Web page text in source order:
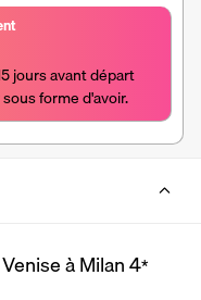
jours avant départ
forme d'avoir.
à Milan4*